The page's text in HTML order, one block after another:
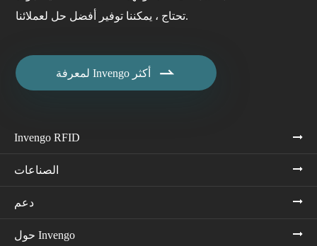
تحتاج ، يمكننا توفير أفضل حل لعملائنا.
لمعرفة Invengo أكثر 
Invengo RFID
الصناعات
دعم
حول Invengo